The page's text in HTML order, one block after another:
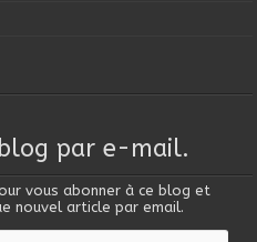
par e-mail.
vous abonner à ce blog et
nouvel article par email.